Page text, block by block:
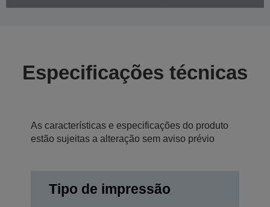
Especificações técnicas
As características e especificações do produto
estão sujeitas a alteração sem aviso prévio
Tipo de impressão